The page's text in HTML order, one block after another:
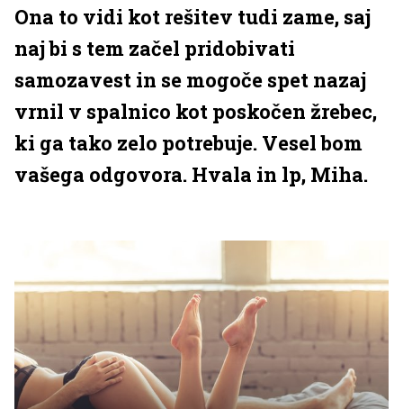
Ona to vidi kot rešitev tudi zame, saj
naj bi s tem začel pridobivati
samozavest in se mogoče spet nazaj
vrnil v spalnico kot poskočen žrebec,
ki ga tako zelo potrebuje. Vesel bom
vašega odgovora. Hvala in lp, Miha.